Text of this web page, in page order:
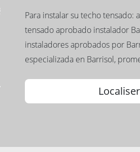
Para instalar su techo tensado:
tensado aprobado instalador
instaladores aprobados por
especializada en Barrisol,